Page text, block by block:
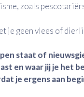
zoals
je geen vlees of
staat of
en waar jij je het
je ergens aan